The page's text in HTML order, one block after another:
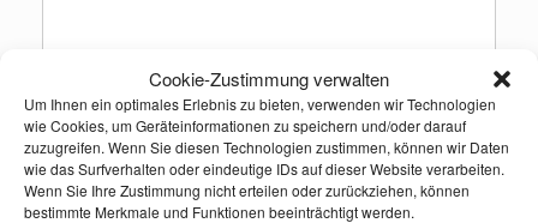
Cookie-Zustimmung verwalten
Um Ihnen ein optimales Erlebnis zu bieten, verwenden wir Technologien
wie Cookies, um Geräteinformationen zu speichern und/oder darauf
zuzugreifen. Wenn Sie diesen Technologien zustimmen, können wir Daten
wie das Surfverhalten oder eindeutige IDs auf dieser Website verarbeiten.
Wenn Sie Ihre Zustimmung nicht erteilen oder zurückziehen, können
bestimmte Merkmale und Funktionen beeinträchtigt werden.
Name *
E-Mail-Adresse*